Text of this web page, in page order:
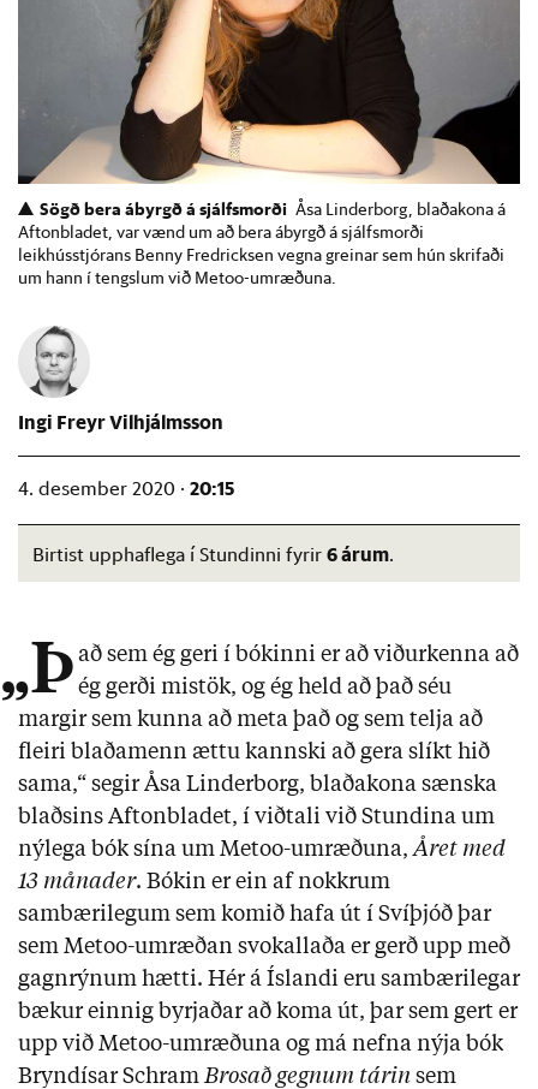
Sögð bera ábyrgð á sjálfsmorði Åsa Linderborg, blaðakona á
Aftonbladet, var vænd um að bera ábyrgð á sjálfsmorði
leikhússtjórans Benny Fredricksen vegna greinar sem hún skrifaði
um hann í tengslum við Metoo-umræðuna.
Ingi Freyr Vilhjálmsson
4. desember 2020 · 20:15
Birtist upphaflega í Stundinni fyrir 6 árum.
„Þ að sem ég geri í bókinni er að viðurkenna að
ég gerði mistök, og ég held að það séu
margir sem kunna að meta það og sem telja að
fleiri blaðamenn ættu kannski að gera slíkt hið
sama,“ segir Åsa Linderborg, blaðakona sænska
blaðsins Aftonbladet, í viðtali við Stundina um
nýlega bók sína um Metoo-umræðuna,Året med
13 månader. Bókin er ein af nokkrum
sambærilegum sem komið hafa út í Svíþjóð þar
sem Metoo-umræðan svokallaða er gerð upp með
gagnrýnum hætti. Hér á Íslandi eru sambærilegar
bækur einnig byrjaðar að koma út, þar sem gert er
upp við Metoo-umræðuna og má nefna nýja bók
Bryndísar Schram Brosað gegnum tárin sem